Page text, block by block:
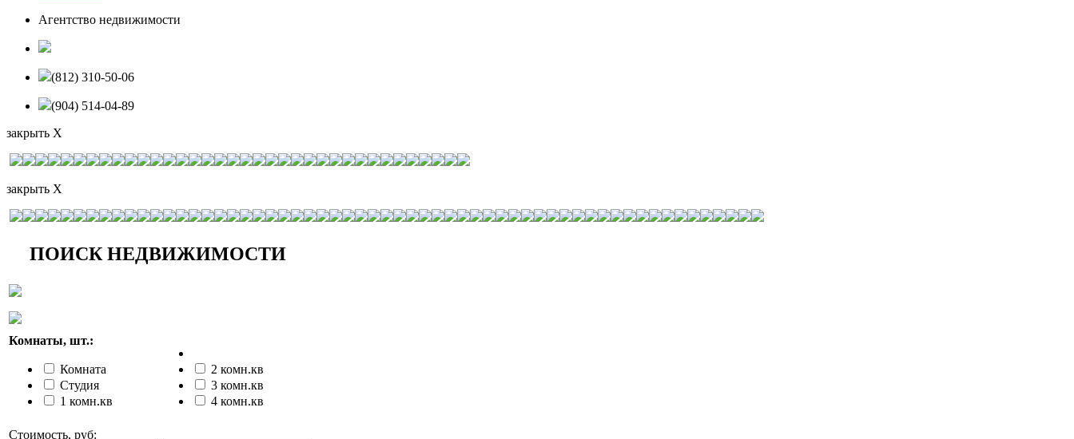
Агентство недвижимости
(812) 310-50-06
(904) 514-04-89
закрыть X
закрыть X
ПОИСК НЕДВИЖИМОСТИ
Комнаты, шт.:
Комната
Студия
1 комн.кв
2 комн.кв
3 комн.кв
4 комн.кв
Стоимость, руб: